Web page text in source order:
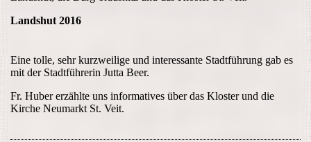
Landshut 2016
Eine tolle, sehr kurzweilige und interessante Stadtführung gab es
mit der Stadtführerin Jutta Beer.
Fr. Huber erzählte uns informatives über das Kloster und die
Kirche Neumarkt St. Veit.